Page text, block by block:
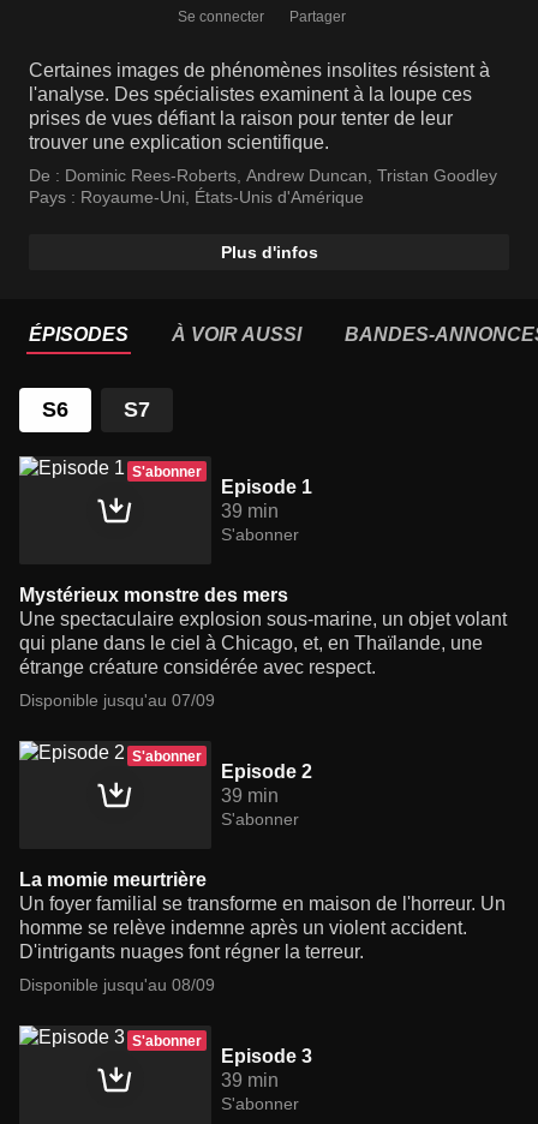
Se connecter Partager
Certaines images de phénomènes insolites résistent à
l'analyse. Des spécialistes examinent à la loupe ces
prises de vues défiant la raison pour tenter de leur
trouver une explication scientifique.
De : Dominic Rees-Roberts, Andrew Duncan, Tristan Goodley
Pays : Royaume-Uni, États-Unis d'Amérique
Plus d'infos
ÉPISODES À VOIR AUSSI BANDES-
S6 S7
S'abonner
Episode 1
39 min
S'abonner
Mystérieux monstre des mers
Une spectaculaire explosion sous-marine, un objet volant
qui plane dans le ciel à Chicago, et, en Thaïlande, une
étrange créature considérée avec respect.
Disponible jusqu'au 07/09
S'abonner
Episode 2
39 min
S'abonner
La momie meurtrière
Un foyer familial se transforme en maison de l'horreur. Un
homme se relève indemne après un violent accident.
D'intrigants nuages font régner la terreur.
Disponible jusqu'au 08/09
S'abonner
Episode 3
39 min
S'abonner